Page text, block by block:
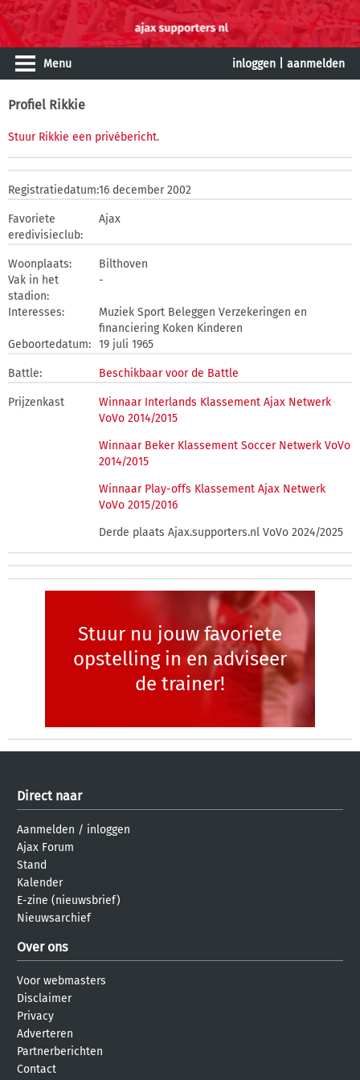
Menu inloggen aanmelden
Profiel Rikkie
Stuur Rikkie een privébericht.
Registratiedatum:16 december 2002
Favoriete
eredivisieclub:
Ajax
Woonplaats:
Bilthoven
Vak in het
stadion:
-
Interesses:
Muziek Sport Beleggen Verzekeringen en
financiering Koken Kinderen
Geboortedatum: 19 juli 1965
Battle: Beschikbaar voor de Battle
Prijzenkast
Winnaar Interlands Klassement Ajax Netwerk
VoVo 2014/2015
Winnaar Beker Klassement Soccer Netwerk VoVo
2014/2015
Winnaar Play-offs Klassement Ajax Netwerk
VoVo 2015/2016
Derde plaats Ajax.supporters.nl VoVo 2024/2025
Stuur nu jouw favoriete
opstelling in en adviseer
de trainer!
Direct naar
Aanmelden / inloggen
Ajax Forum
Stand
Kalender
E-zine (nieuwsbrief)
Nieuwsarchief
Over ons
Voor webmasters
Disclaimer
Privacy
Adverteren
Partnerberichten
Contact